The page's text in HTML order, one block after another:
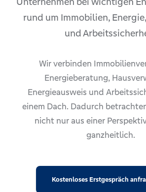
rund um Immobilien,
und
Wir verbinden
Energieberatung,
Energieausweis und
einem Dach. Dadurch
nicht nur aus einer
ganzheitlich.
Kostenloses Erstgespräch